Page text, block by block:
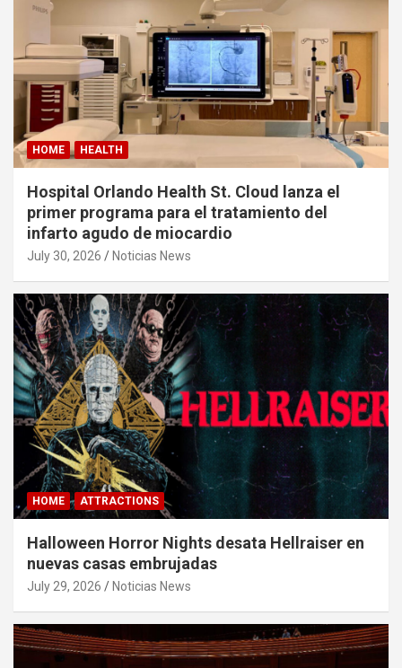
HOME HEALTH
Hospital Orlando Health St. Cloud lanza el
primer programa para el tratamiento del
infarto agudo de miocardio
July 30, 2026 Noticias News
HOME ATTRACTIONS
Halloween Horror Nights desata Hellraiser en
nuevas casas embrujadas
July 29, 2026 Noticias News